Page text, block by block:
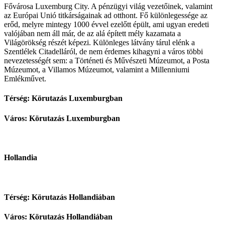
Fővárosa Luxemburg City. A pénzügyi világ vezetőinek, valamint
az Európai Unió titkárságainak ad otthont. Fő különlegessége az
erőd, melyre mintegy 1000 évvel ezelőtt épült, ami ugyan eredeti
valójában nem áll már, de az alá épített mély kazamata a
Világörökség részét képezi. Különleges látvány tárul elénk a
Szentlélek Citadelláról, de nem érdemes kihagyni a város többi
nevezetességét sem: a Történeti és Művészeti Múzeumot, a Posta
Múzeumot, a Villamos Múzeumot, valamint a Millenniumi
Emlékművet.
Térség: Körutazás Luxemburgban
Város: Körutazás Luxemburgban
Hollandia
Térség: Körutazás Hollandiában
Város: Körutazás Hollandiában